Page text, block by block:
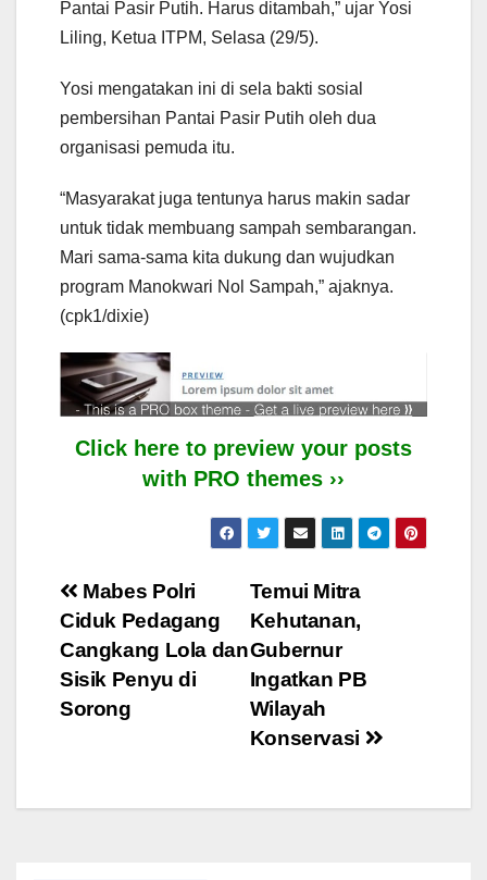
Pantai Pasir Putih. Harus ditambah,” ujar Yosi
Liling, Ketua ITPM, Selasa (29/5).
Yosi mengatakan ini di sela bakti sosial
pembersihan Pantai Pasir Putih oleh dua
organisasi pemuda itu.
“Masyarakat juga tentunya harus makin sadar
untuk tidak membuang sampah sembarangan.
Mari sama-sama kita dukung dan wujudkan
program Manokwari Nol Sampah,” ajaknya.
(cpk1/dixie)
Click here to preview your posts
with PRO themes ››
Post
navigation
Temui Mitra
Kehutanan,
Gubernur
Ingatkan PB
Wilayah
Konservasi
Mabes Polri
Ciduk Pedagang
Cangkang Lola dan
Sisik Penyu di
Sorong